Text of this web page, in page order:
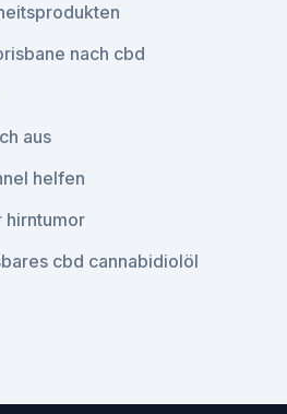
nach cbd
aus
helfen
hirntumor
cbd cannabidiolöl